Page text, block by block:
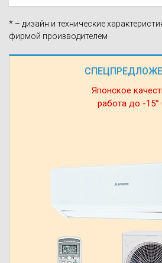
Японское
работа до -15°
* – дизайн и технические
фирмой производителем